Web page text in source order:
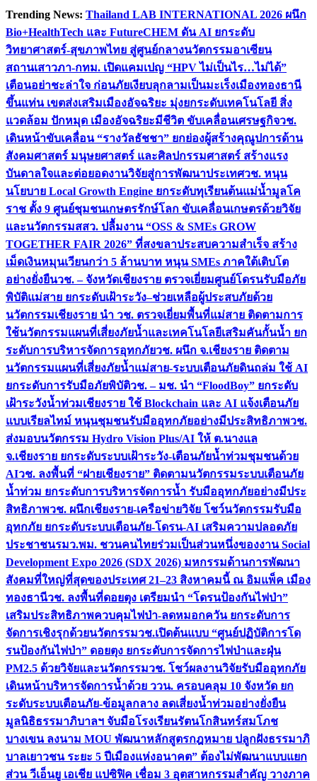
Skip
content
Trending News: Thailand LAB INTERNATIONAL 2026 ผนึก
Bio+HealthTech และ FutureCHEM ดัน AI ยกระดับ
วิทยาศาสตร์-สุขภาพไทย สู่ศูนย์กลางนวัตกรรมอาเซียน
สถานเสาวภา-กทม. เปิดแคมเปญ “HPV ไม่เป็นไร…ไม่ได้”
เตือนอย่าชะล่าใจ ก่อนภัยเงียบลุกลามเป็นมะเร็งเมืองทองธานี
ขึ้นแท่น เขตส่งเสริมเมืองอัจฉริยะ มุ่งยกระดับเทคโนโลยี สิ่ง
แวดล้อม ปักหมุด เมืองอัจฉริยะมีชีวิต ขับเคลื่อนเศรษฐกิจวช.
เดินหน้าขับเคลื่อน “รางวัลธัชชา” ยกย่องผู้สร้างคุณูปการด้าน
สังคมศาสตร์ มนุษยศาสตร์ และศิลปกรรมศาสตร์ สร้างแรง
บันดาลใจและต่อยอดงานวิจัยสู่การพัฒนาประเทศวช. หนุน
นโยบาย Local Growth Engine ยกระดับทุเรียนต้นแม่น้ำมูลโค
ราช ตั้ง 9 ศูนย์ชุมชนเกษตรรักษ์โลก ขับเคลื่อนเกษตรด้วยวิจัย
และนวัตกรรมสสว. ปลื้มงาน “OSS & SMEs GROW
TOGETHER FAIR 2026” ที่สงขลาประสบความสำเร็จ สร้าง
เม็ดเงินหมุนเวียนกว่า 5 ล้านบาท หนุน SMEs ภาคใต้เติบโต
อย่างยั่งยืนวช. – จังหวัดเชียงราย ตรวจเยี่ยมศูนย์โดรนรับมือภัย
พิบัติแม่สาย ยกระดับเฝ้าระวัง–ช่วยเหลือผู้ประสบภัยด้วย
นวัตกรรมเชียงราย นำ วช. ตรวจเยี่ยมพื้นที่แม่สาย ติดตามการ
ใช้นวัตกรรมแผนที่เสี่ยงภัยน้ำและเทคโนโลยีเสริมคันกั้นน้ำ ยก
ระดับการบริหารจัดการอุทกภัยวช. ผนึก จ.เชียงราย ติดตาม
นวัตกรรมแผนที่เสี่ยงภัยน้ำแม่สาย-ระบบเตือนภัยดินถล่ม ใช้ AI
ยกระดับการรับมือภัยพิบัติวช. – มช. นำ “FloodBoy” ยกระดับ
เฝ้าระวังน้ำท่วมเชียงราย ใช้ Blockchain และ AI แจ้งเตือนภัย
แบบเรียลไทม์ หนุนชุมชนรับมืออุทกภัยอย่างมีประสิทธิภาพวช.
ส่งมอบนวัตกรรม Hydro Vision Plus/AI ให้ ต.นางแล
จ.เชียงราย ยกระดับระบบเฝ้าระวัง-เตือนภัยน้ำท่วมชุมชนด้วย
AIวช. ลงพื้นที่ “ฝายเชียงราย” ติดตามนวัตกรรมระบบเตือนภัย
น้ำท่วม ยกระดับการบริหารจัดการน้ำ รับมืออุทกภัยอย่างมีประ
สิทธิภาพวช. ผนึกเชียงราย-เครือข่ายวิจัย โชว์นวัตกรรมรับมือ
อุทกภัย ยกระดับระบบเตือนภัย-โดรน-AI เสริมความปลอดภัย
ประชาชนรมว.พม. ชวนคนไทยร่วมเป็นส่วนหนึ่งของงาน Social
Development Expo 2026 (SDX 2026) มหกรรมด้านการพัฒนา
สังคมที่ใหญ่ที่สุดของประเทศ 21–23 สิงหาคมนี้ ณ อิมแพ็ค เมือง
ทองธานีวช. ลงพื้นที่ดอยตุง เตรียมนำ “โดรนป้องกันไฟป่า”
เสริมประสิทธิภาพควบคุมไฟป่า-ลดหมอกควัน ยกระดับการ
จัดการเชิงรุกด้วยนวัตกรรมวช.เปิดต้นแบบ “ศูนย์ปฏิบัติการโด
รนป้องกันไฟป่า” ดอยตุง ยกระดับการจัดการไฟป่าและฝุ่น
PM2.5 ด้วยวิจัยและนวัตกรรมวช. โชว์ผลงานวิจัยรับมืออุทกภัย
เดินหน้าบริหารจัดการน้ำด้วย ววน. ครอบคลุม 10 จังหวัด ยก
ระดับระบบเตือนภัย-ข้อมูลกลาง ลดเสี่ยงน้ำท่วมอย่างยั่งยืน
มูลนิธิธรรมาภิบาลฯ จับมือโรงเรียนรัตนโกสินทร์สมโภช
บางเขน ลงนาม MOU พัฒนาหลักสูตรกฎหมาย ปลูกฝังธรรมาภิ
บาลเยาวชน ระยะ 5 ปีเมืองแห่งอนาคต” ต้องไม่พัฒนาแบบแยก
ส่วน วีเอ็นยู เอเชีย แปซิฟิค เชื่อม 3 อุตสาหกรรมสำคัญ วางภาค